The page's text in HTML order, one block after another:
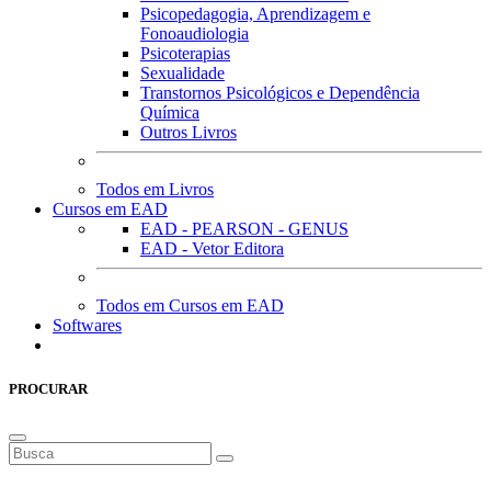
Psicopedagogia, Aprendizagem e
Fonoaudiologia
Psicoterapias
Sexualidade
Transtornos Psicológicos e Dependência
Química
Outros Livros
Todos em Livros
Cursos em EAD
EAD - PEARSON - GENUS
EAD - Vetor Editora
Todos em Cursos em EAD
Softwares
PROCURAR